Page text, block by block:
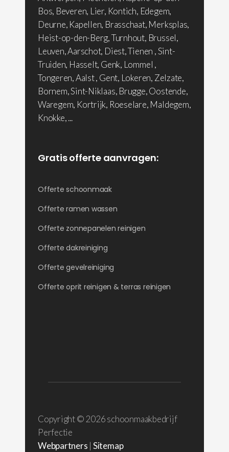
Bos, Beveren, Lier, Kontich, Edegem,
Deurne, Kapellen, Brasschaat, Merksplas,
Heist-op-den-Berg, Turnhout, Brussel,
Leuven, Aarschot, Diest, Tienen , Sint-
Truiden, Hasselt, Genk, Lommel ,
Tongeren, Aalst , Gent, Lokeren, Zelzate,
Bornem, Sint-Niklaas, Brugge, Oostende,
Waregem, Kortrijk, Roeselare, Maldegem,
Knokke, ...
Gratis offerte aanvragen:
Offerte schoonmaak
Offerte ramen wassen
Offerte zonnepanelen reinigen
Offerte dakreiniging
Offerte gevelreiniging
Offerte oprit reinigen & terras reinigen
Copyright © 2026 schoonmaakbedrijf
Perfectie
Webpartners | Sitemap